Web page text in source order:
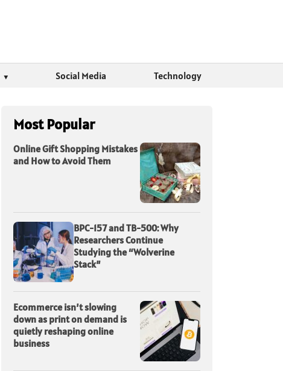
Social Media Technology
Most Popular
Online Gift Shopping Mistakes
and How to Avoid Them
BPC-157 and TB-500: Why
Researchers Continue
Studying the “Wolverine
Stack”
Ecommerce isn’t slowing
down as print on demand is
quietly reshaping online
business